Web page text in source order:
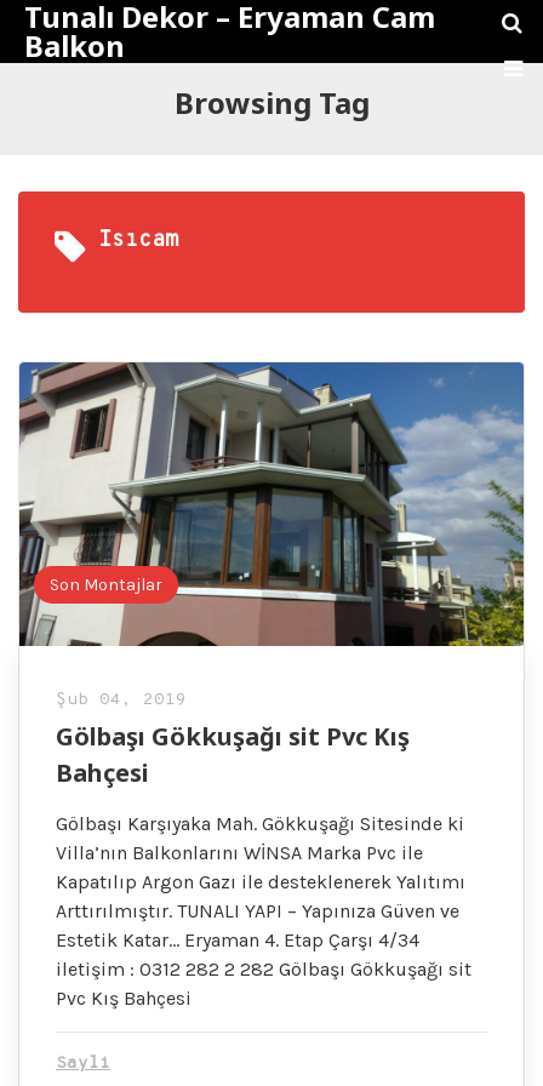
Tunalı Dekor – Eryaman Cam
Balkon
Browsing Tag
Isıcam
Son Montajlar
Şub 04, 2019
Gölbaşı Gökkuşağı sit Pvc Kış
Bahçesi
Gölbaşı Karşıyaka Mah. Gökkuşağı Sitesinde ki
Villa’nın Balkonlarını WİNSA Marka Pvc ile
Kapatılıp Argon Gazı ile desteklenerek Yalıtımı
Arttırılmıştır. TUNALI YAPI – Yapınıza Güven ve
Estetik Katar… Eryaman 4. Etap Çarşı 4/34
iletişim : 0312 282 2 282 Gölbaşı Gökkuşağı sit
Pvc Kış Bahçesi
Sayli